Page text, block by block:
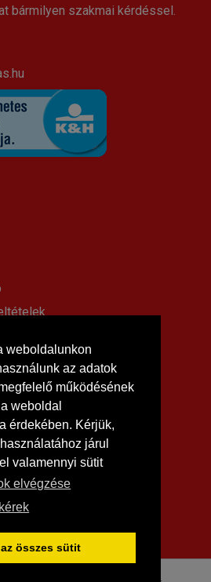
weboldalunkon
az adatok
működésének
weboldal
érdekében. Kérjük,
járul
valamennyi sütit
elvégzése
összes sütit
bármilyen szakmai kérdéssel.